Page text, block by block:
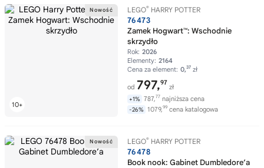
LEGO® HARRY POTTER
76473
Zamek Hogwart™: Wschodnie
skrzydło
Rok: 2026
Elementy: 2164
Cena za element: 0,37 zł
od 797,97
zł
+1% 787,77 najniższa cena
-26% 1079,99 cena katalogowa
LEGO® HARRY POTTER
76478
Book nook: Gabinet Dumbledore’a